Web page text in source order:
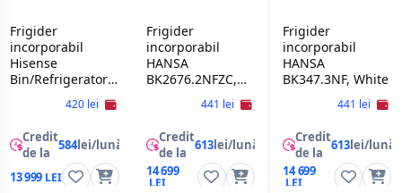
Frigider
incorporabil
Hisense
Bin/Refrigerator
RB3B250SAWE
420 lei
Credit
de la 584lei/lună
13 999
Frigider
incorporabil
HANSA
BK2676.2NFZC,
441 lei
Credit
de la 613lei/lună
14 699
Frigider
incorporabil
HANSA
BK347.3NF, White
441 lei
Credit
de la 613lei/lună
14 699